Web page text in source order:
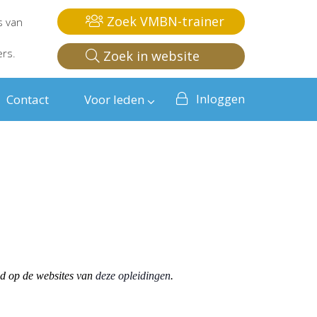
van
Zoek VMBN-trainer
Zoek in website
Contact Voor leden Inloggen
op de websites van deze opleidingen.